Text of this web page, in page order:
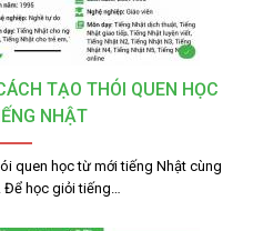
TẠO THÓI QUEN HỌC
NHẬT
quen học từ mới tiếng Nhật cùng
học giỏi tiếng…